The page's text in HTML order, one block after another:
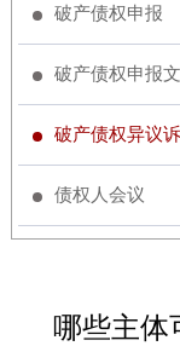
破产债权申报
破产债权申报
破产债权异议
债权人会议
哪些主体